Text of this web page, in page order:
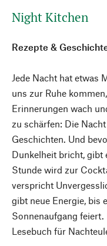
Night Kitchen
Rezepte &
Jede Nacht hat etwas
uns zur Ruhe
Erinnerungen wach
zu schärfen: Die
Geschichten. Und
Dunkelheit bricht, gibt
Stunde wird zur
verspricht
gibt neue Energie, bis
Sonnenaufgang
Lesebuch für